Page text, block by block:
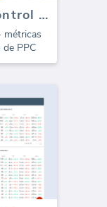
Plantilla de panel de control de Bing Ads PPC - Gasto
métricas
PPC